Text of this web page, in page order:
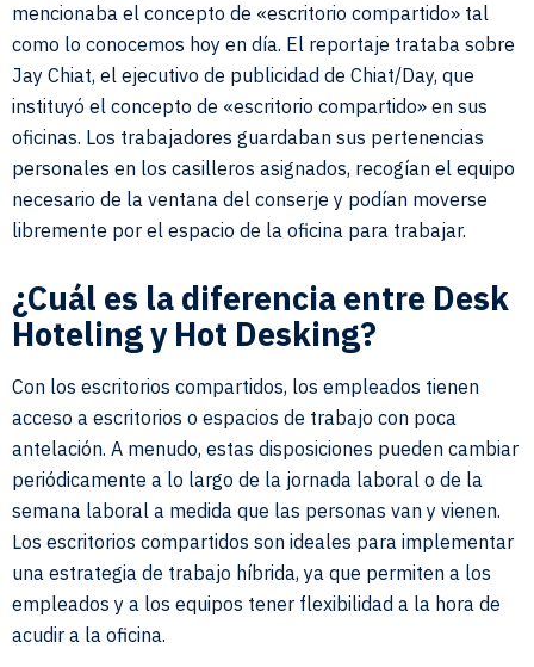
mencionaba el concepto de «escritorio compartido» tal
como lo conocemos hoy en día. El reportaje trataba sobre
Jay Chiat, el ejecutivo de publicidad de Chiat/Day, que
instituyó el concepto de «escritorio compartido» en sus
oficinas. Los trabajadores guardaban sus pertenencias
personales en los casilleros asignados, recogían el equipo
necesario de la ventana del conserje y podían moverse
libremente por el espacio de la oficina para trabajar.
¿Cuál es la diferencia entre Desk
Hoteling y Hot Desking?
Con los escritorios compartidos, los empleados tienen
acceso a escritorios o espacios de trabajo con poca
antelación. A menudo, estas disposiciones pueden cambiar
periódicamente a lo largo de la jornada laboral o de la
semana laboral a medida que las personas van y vienen.
Los escritorios compartidos son ideales para implementar
una estrategia de trabajo híbrida, ya que permiten a los
empleados y a los equipos tener flexibilidad a la hora de
acudir a la oficina.